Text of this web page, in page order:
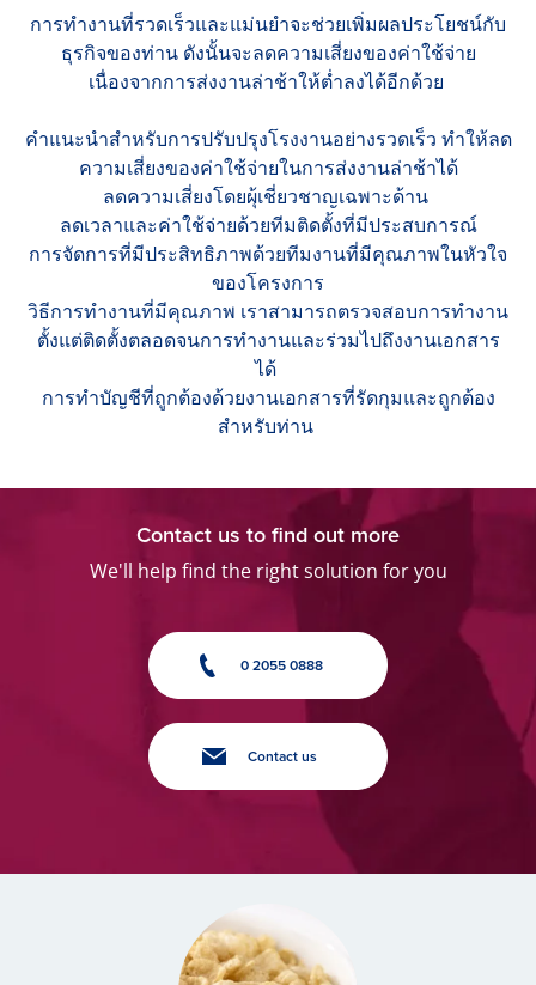
การทำงานที่รวดเร็วและแม่นยำจะช่วยเพิ่มผลประโยชน์กับ
ธุรกิจของท่าน ดังนั้นจะลดความเสี่ยงของค่าใช้จ่าย
เนื่องจากการส่งงานล่าช้าให้ต่ำลงได้อีกด้วย
คำแนะนำสำหรับการปรับปรุงโรงงานอย่างรวดเร็ว ทำให้ลด
ความเสี่ยงของค่าใช้จ่ายในการส่งงานล่าช้าได้
ลดความเสี่ยงโดยผุ้เชี่ยวชาญเฉพาะด้าน
ลดเวลาและค่าใช้จ่ายด้วยทีมติดตั้งที่มีประสบการณ์
การจัดการที่มีประสิทธิภาพด้วยทีมงานที่มีคุณภาพในหัวใจ
ของโครงการ
วิธีการทำงานที่มีคุณภาพ เราสามารถตรวจสอบการทำงาน
ตั้งแต่ติดตั้งตลอดจนการทำงานและร่วมไปถึงงานเอกสาร
ได้
การทำบัญชีที่ถูกต้องด้วยงานเอกสารที่รัดกุมและถูกต้อง
สำหรับท่าน
Contact us to find out more
We'll help find the right solution for you
0 2055 0888
Contact us